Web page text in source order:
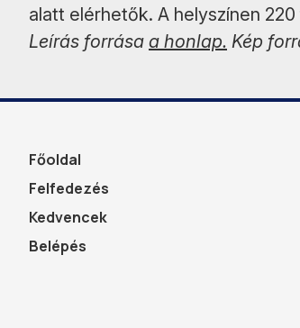
alatt elérhetők. A helyszínen
Leírás forrása a honlap. Kép
Főoldal
Felfedezés
Kedvencek
Belépés